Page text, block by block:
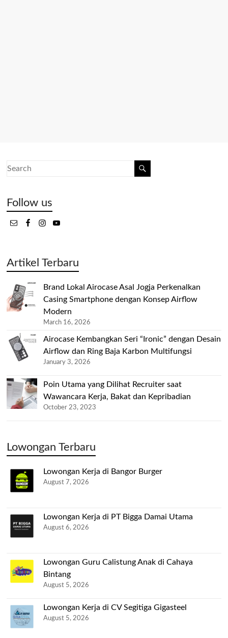
Follow us
Artikel Terbaru
Brand Lokal Airocase Asal Jogja Perkenalkan
Casing Smartphone dengan Konsep Airflow
Modern
March 16, 2026
Airocase Kembangkan Seri “Ironic” dengan Desain
Airflow dan Ring Baja Karbon Multifungsi
January 3, 2026
Poin Utama yang Dilihat Recruiter saat
Wawancara Kerja, Bakat dan Kepribadian
October 23, 2023
Lowongan Terbaru
Lowongan Kerja di Bangor Burger
August 7, 2026
Lowongan Kerja di PT Bigga Damai Utama
August 6, 2026
Lowongan Guru Calistung Anak di Cahaya
Bintang
August 5, 2026
Lowongan Kerja di CV Segitiga Gigasteel
August 5, 2026